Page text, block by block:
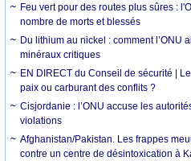
Feu vert pour des routes plus sûres :
nombre de morts et blessés
Du lithium au nickel : comment l’ONU
minéraux critiques
EN DIRECT du Conseil de sécurité |
paix ou carburant des conflits ?
Cisjordanie : l’ONU accuse les
violations
Afghanistan/Pakistan. Les frappes
contre un centre de désintoxication à